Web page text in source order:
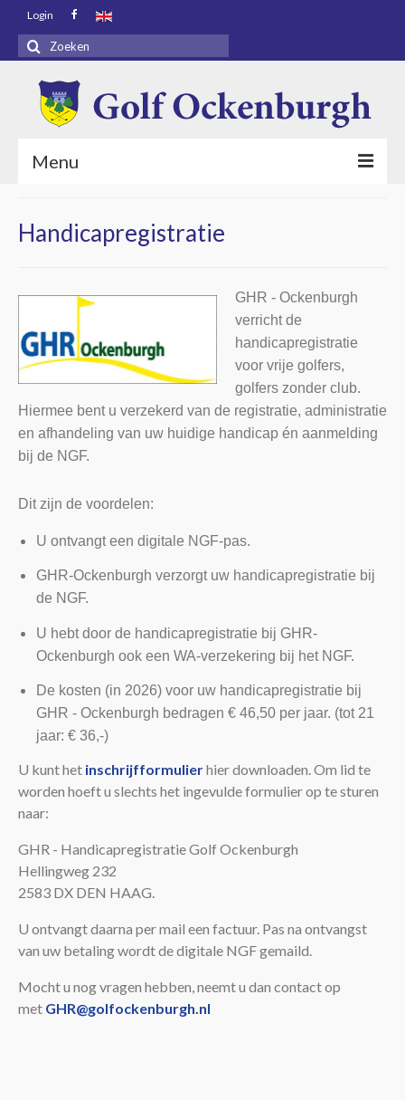
Login
Zoeken
naar:
Menu
Bezoekers
Golf Ockenburgh
Leden
Handicapregistratie
GHR - Ockenburgh
verricht de
handicapregistratie
voor vrije golfers,
golfers zonder club.
Hiermee bent u verzekerd van de registratie, administratie
en afhandeling van uw huidige handicap én aanmelding
bij de NGF.
Dit zijn de voordelen:
U ontvangt een digitale NGF-pas.
GHR-Ockenburgh verzorgt uw handicapregistratie bij
de NGF.
U hebt door de handicapregistratie bij GHR-
Ockenburgh ook een WA-verzekering bij het NGF.
De kosten (in 2026) voor uw handicapregistratie bij
GHR - Ockenburgh bedragen € 46,50 per jaar. (tot 21
jaar: € 36,-)
U kunt het inschrijfformulierhier downloaden. Om lid te
worden hoeft u slechts het ingevulde formulier op te sturen
naar:
GHR - Handicapregistratie Golf Ockenburgh
Hellingweg 232
2583 DX DEN HAAG.
U ontvangt daarna per mail een factuur. Pas na ontvangst
van uw betaling wordt de digitale NGF gemaild.
Mocht u nog vragen hebben, neemt u dan contact op
met GHR@golfockenburgh.nl